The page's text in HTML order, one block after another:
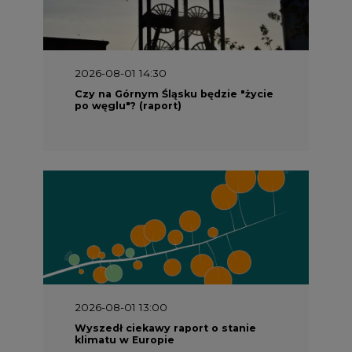
2026-08-01 14:30
Czy na Górnym Śląsku będzie "życie
po węglu"? (raport)
2026-08-01 13:00
Wyszedł ciekawy raport o stanie
klimatu w Europie